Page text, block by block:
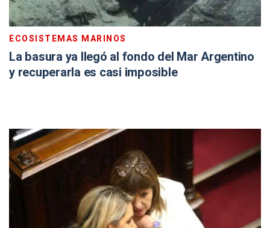
ECOSISTEMAS MARINOS
La basura ya llegó al fondo del Mar Argentino
y recuperarla es casi imposible